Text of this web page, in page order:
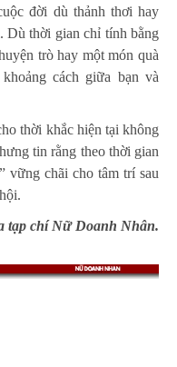
đời dù thảnh thơi hay
Dù thời gian chỉ tính bằng
trò hay một món quà
cách giữa bạn và
thời khắc hiện tại không
tin rằng theo thời gian
vững chãi cho tâm trí sau
tạp chí Nữ Doanh Nhân.